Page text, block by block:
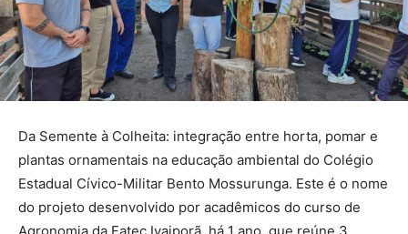
Da Semente à Colheita: integração entre horta, pomar e
plantas ornamentais na educação ambiental do Colégio
Estadual Cívico-Militar Bento Mossurunga. Este é o nome
do projeto desenvolvido por acadêmicos do curso de